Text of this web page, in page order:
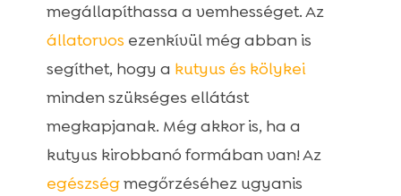
megállapíthassa a vemhességet. Az
állatorvos ezenkívül még abban is
segíthet, hogy a kutyus és kölykei
minden szükséges ellátást
megkapjanak. Még akkor is, ha a
kutyus kirobbanó formában van! Az
egészségmegőrzéséhez ugyanis